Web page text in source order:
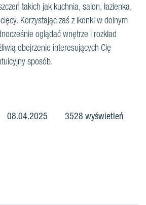
takich jak kuchnia, salon, łazienka,
Korzystając zaś z ikonki w dolnym
oglądać wnętrze i rozkład
obejrzenie interesujących Cię
sposób.
08.04.2025 3528 wyświetleń